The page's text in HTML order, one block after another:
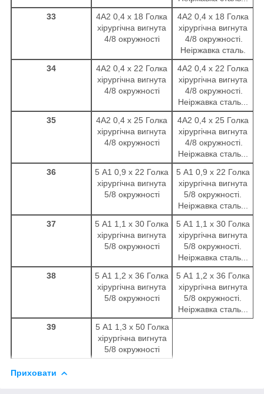
33
4А2 0,4 х 18 Голка
хірургічна вигнута
4/8 окружності
4А2 0,4 х 18 Голка
хірургічна вигнута
4/8 окружності.
Неіржавка сталь.
34
4А2 0,4 х 22 Голка
хірургічна вигнута
4/8 окружності
4А2 0,4 х 22 Голка
хірургічна вигнута
4/8 окружності.
Неіржавка сталь...
35
4А2 0,4 х 25 Голка
хірургічна вигнута
4/8 окружності
4А2 0,4 х 25 Голка
хірургічна вигнута
4/8 окружності.
Неіржавка сталь...
36
5 А1 0,9 х 22 Голка
хірургічна вигнута
5/8 окружності
5 А1 0,9 х 22 Голка
хірургічна вигнута
5/8 окружності.
Неіржавка сталь...
37
5 А1 1,1 х 30 Голка
хірургічна вигнута
5/8 окружності
5 А1 1,1 х 30 Голка
хірургічна вигнута
5/8 окружності.
Неіржавка сталь...
38
5 А1 1,2 х 36 Голка
хірургічна вигнута
5/8 окружності
5 А1 1,2 х 36 Голка
хірургічна вигнута
5/8 окружності.
Неіржавка сталь...
39
5 А1 1,3 х 50 Голка
хірургічна вигнута
5/8 окружності
Приховати